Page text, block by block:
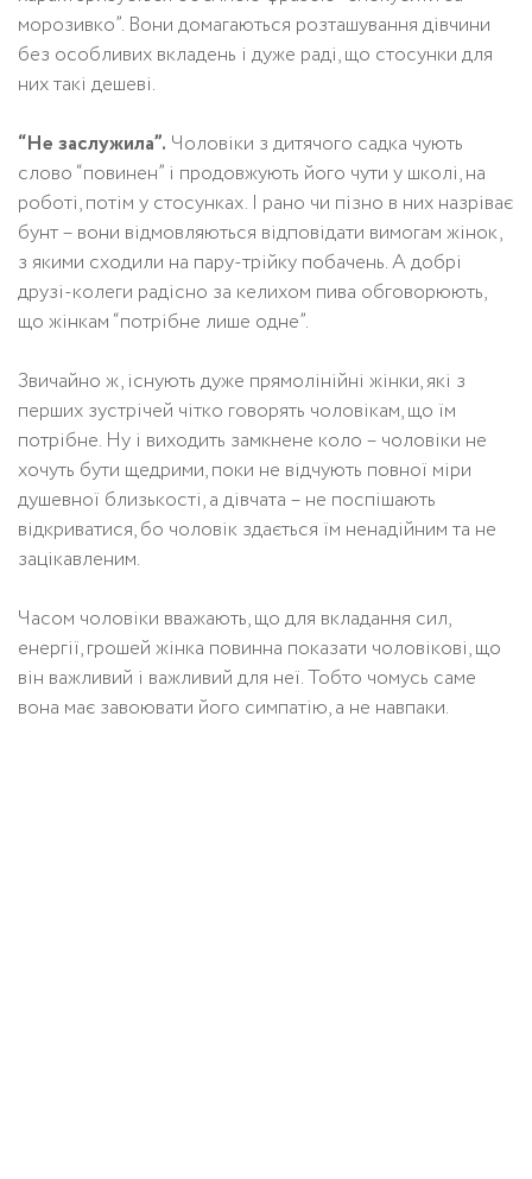
морозивко”. Вони домагаються розташування дівчини
без особливих вкладень і дуже раді, що стосунки для
них такі дешеві.
“Не заслужила”. Чоловіки з дитячого садка чують
слово “повинен” і продовжують його чути у школі, на
роботі, потім у стосунках. І рано чи пізно в них назріває
бунт – вони відмовляються відповідати вимогам жінок,
з якими сходили на пару-трійку побачень. А добрі
друзі-колеги радісно за келихом пива обговорюють,
що жінкам “потрібне лише одне”.
Звичайно ж, існують дуже прямолінійні жінки, які з
перших зустрічей чітко говорять чоловікам, що їм
потрібне. Ну і виходить замкнене коло – чоловіки не
хочуть бути щедрими, поки не відчують повної міри
душевної близькості, а дівчата – не поспішають
відкриватися, бо чоловік здається їм ненадійним та не
зацікавленим.
Часом чоловіки вважають, що для вкладання сил,
енергії, грошей жінка повинна показати чоловікові, що
він важливий і важливий для неї. Тобто чомусь саме
вона має завоювати його симпатію, а не навпаки.